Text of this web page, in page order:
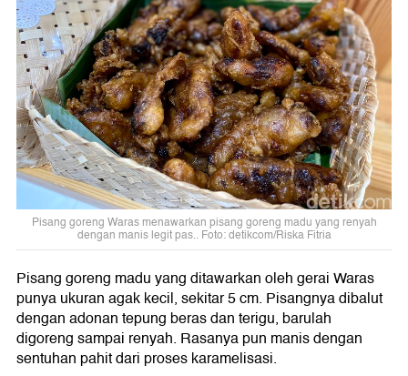
Pisang goreng Waras menawarkan pisang goreng madu yang renyah
dengan manis legit pas.. Foto: detikcom/Riska Fitria
Pisang goreng madu yang ditawarkan oleh gerai Waras
punya ukuran agak kecil, sekitar 5 cm. Pisangnya dibalut
dengan adonan tepung beras dan terigu, barulah
digoreng sampai renyah. Rasanya pun manis dengan
sentuhan pahit dari proses karamelisasi.